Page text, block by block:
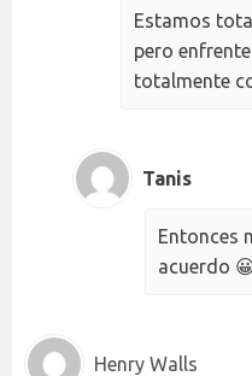
Estamos
pero
totalmente
Tanis
Entonces
acuerdo
Henry Walls